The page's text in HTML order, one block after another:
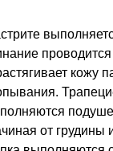
кожу
от грудины